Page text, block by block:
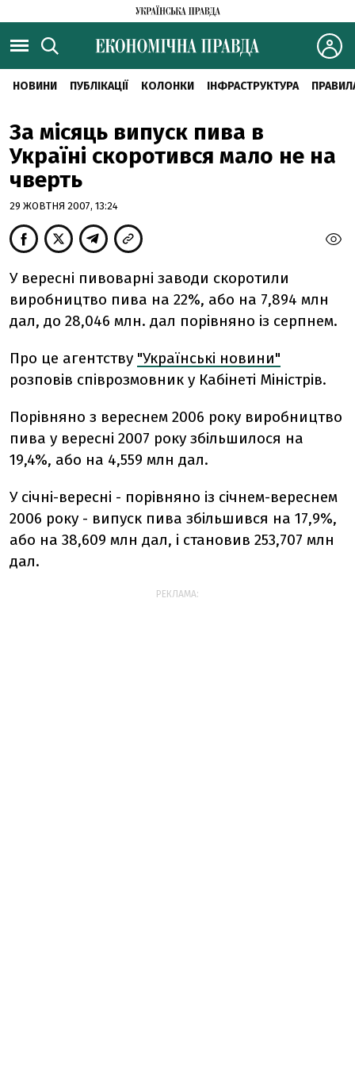
НОВИНИ ПУБЛІКАЦІЇ КОЛОНКИ ІНФРАСТРУКТУРА
За місяць випуск пива в
Україні скоротився мало не на
чверть
29 ЖОВТНЯ 2007, 13:24
У вересні пивоварні заводи скоротили
виробництво пива на 22%, або на 7,894 млн
дал, до 28,046 млн. дал порівняно із серпнем.
Про це агентству "Українські новини"
розповів співрозмовник у Кабінеті Міністрів.
Порівняно з вереснем 2006 року виробництво
пива у вересні 2007 року збільшилося на
19,4%, або на 4,559 млн дал.
У січні-вересні - порівняно із січнем-вереснем
2006 року - випуск пива збільшився на 17,9%,
або на 38,609 млн дал, і становив 253,707 млн
дал.
РЕКЛАМА: